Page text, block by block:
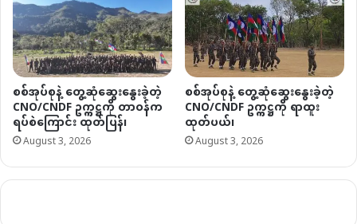
စစ်အုပ်စုနဲ့ တွေ့ဆုံဆွေးနွေးခဲ့တဲ့
CNO/CNDF ဥက္ကဋ္ဌကို တာဝန်က
ရပ်စဲကြောင်း ထုတ်ပြန်၊
August 3, 2026
စစ်အုပ်စုနဲ့ တွေ့ဆုံဆွေးနွေးခဲ့တဲ့
CNO/CNDF ဥက္ကဋ္ဌကို ရာထူး
ထုတ်ပယ်၊
August 3, 2026